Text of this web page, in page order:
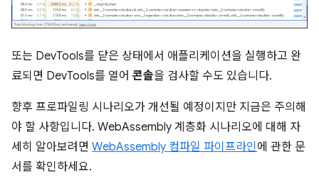
또는 DevTools를 닫은 상태에서 애플리케이션을 실행하고 완
료되면 DevTools를 열어 콘솔을 검사할 수도 있습니다.
향후 프로파일링 시나리오가 개선될 예정이지만 지금은 주의해
야 할 사항입니다. WebAssembly 계층화 시나리오에 대해 자
세히 알아보려면 WebAssembly 컴파일 파이프라인에 관한 문
서를 확인하세요.